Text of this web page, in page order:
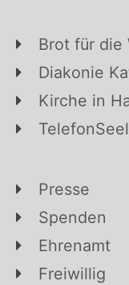
Brot für die
Diakonie
Kirche in
Presse
Spenden
Ehrenamt
Freiwillig